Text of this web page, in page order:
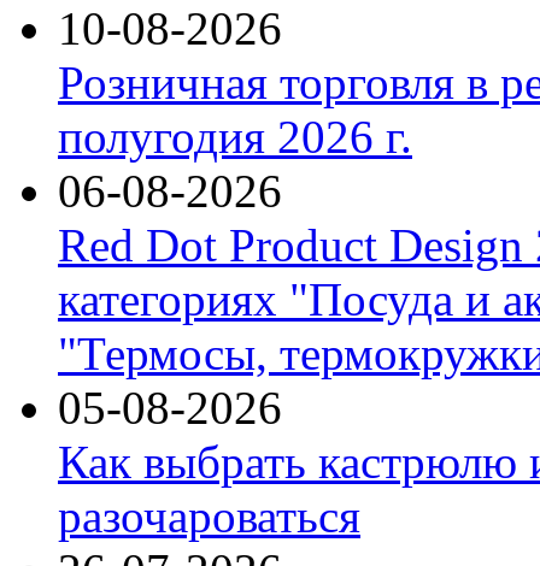
10-08-2026
Розничная торговля в
полугодия 2026 г.
06-08-2026
Red Dot Product Design
категориях "Посуда и
"Термосы,
05-08-2026
Как выбрать кастрюлю
разочароваться